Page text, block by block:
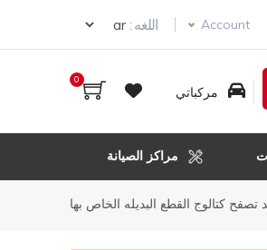
Account اللغه :
مركباتي
0
مراكز الصيانة
تصفح كتالوج القطع البديله الخاص بها